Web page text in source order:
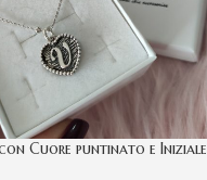
Cuore puntinato e Iniziale